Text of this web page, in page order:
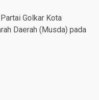
Golkar Kota
Daerah (Musda) pada